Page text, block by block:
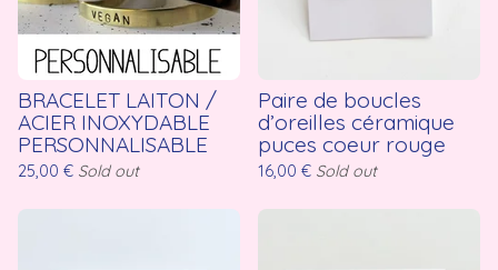
BRACELET LAITON /
ACIER INOXYDABLE
PERSONNALISABLE
25,00 € Sold out
Paire de boucles
d’oreilles céramique
puces coeur rouge
16,00 € Sold out